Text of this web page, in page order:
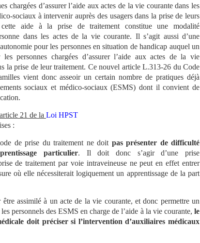
chargées d’assurer l’aide aux actes de la vie courante dans les
sociaux à intervenir auprès des usagers dans la prise de leurs
aide à la prise de traitement constitue une modalité
dans les actes de la vie courante. Il s’agit aussi d’une
pour les personnes en situation de handicap auquel un
les personnes chargées d’assurer l’aide aux actes de la vie
la prise de leur traitement. Ce nouvel article L.313-26 du Code
vient donc asseoir un certain nombre de pratiques déjà
sociaux et médico-sociaux (ESMS) dont il convient de
21 de la Loi HPST
:
de prise du traitement ne doit pas présenter de difficulté
particulier. Il doit donc s’agir d’une prise
de traitement par voie intraveineuse ne peut en effet entrer
où elle nécessiterait logiquement un apprentissage de la part
être assimilé à un acte de la vie courante, et donc permettre un
personnels des ESMS en charge de l’aide à la vie courante, le
doit préciser si l’intervention d’auxiliaires médicaux